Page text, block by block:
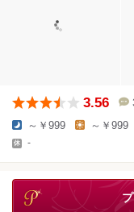
3.56
～￥999 ～￥999
-